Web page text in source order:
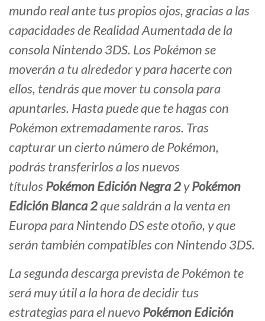
mundo real ante tus propios ojos, gracias a las
capacidades de Realidad Aumentada de la
consola Nintendo 3DS. Los Pokémon se
moverán a tu alrededor y para hacerte con
ellos, tendrás que mover tu consola para
apuntarles. Hasta puede que te hagas con
Pokémon extremadamente raros. Tras
capturar un cierto número de Pokémon,
podrás transferirlos a los nuevos
títulosPokémon Edición Negra 2yPokémon
Edición Blanca 2que saldrán a la venta en
Europa para Nintendo DS este otoño, y que
serán también compatibles con Nintendo 3DS.
La segunda descarga prevista de Pokémon te
será muy útil a la hora de decidir tus
estrategias para el nuevoPokémon Edición